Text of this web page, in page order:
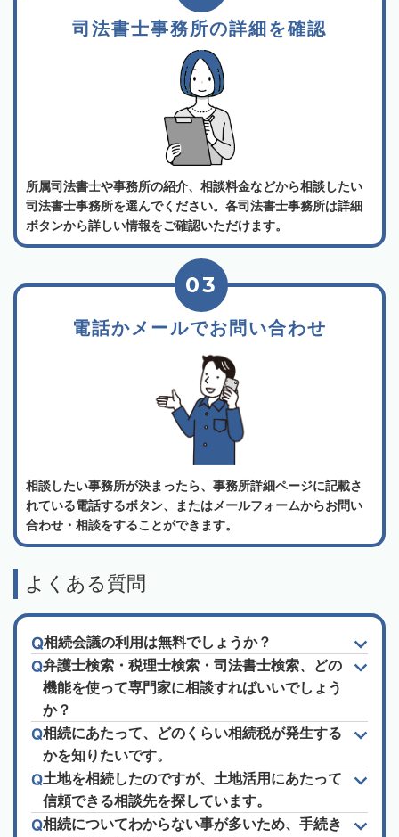
司法書士事務所の詳細を確認
所属司法書士や事務所の紹介、相談料金などから相談したい
司法書士事務所を選んでください。各司法書士事務所は詳細
ボタンから詳しい情報をご確認いただけます。
電話かメールでお問い合わせ
03
相談したい事務所が決まったら、事務所詳細ページに記載さ
れている電話するボタン、またはメールフォームからお問い
合わせ・相談をすることができます。
よくある質問
相続会議の利用は無料でしょうか？
弁護士検索・税理士検索・司法書士検索、どの
機能を使って専門家に相談すればいいでしょう
か？
相続にあたって、どのくらい相続税が発生する
かを知りたいです。
土地を相続したのですが、土地活用にあたって
信頼できる相談先を探しています。
相続についてわからない事が多いため、手続き